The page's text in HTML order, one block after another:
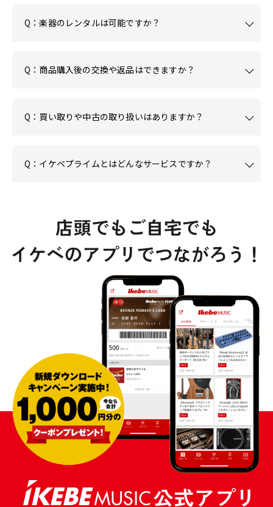
Q：楽器のレンタルは可能ですか？
Q：商品購入後の交換や返品はできますか？
Q：買い取りや中古の取り扱いはありますか？
Q：イケベプライムとはどんなサービスですか？